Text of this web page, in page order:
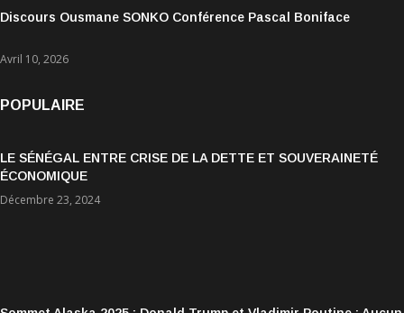
Discours Ousmane SONKO Conférence Pascal Boniface
Avril 10, 2026
POPULAIRE
LE SÉNÉGAL ENTRE CRISE DE LA DETTE ET SOUVERAINETÉ
ÉCONOMIQUE
Décembre 23, 2024